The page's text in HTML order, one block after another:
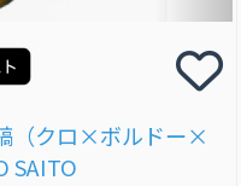
（クロ×ボルドー×
SAITO